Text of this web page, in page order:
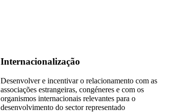
Internacionalização
Desenvolver e incentivar o relacionamento com as
associações estrangeiras, congéneres e com os
organismos internacionais relevantes para o
desenvolvimento do sector representado